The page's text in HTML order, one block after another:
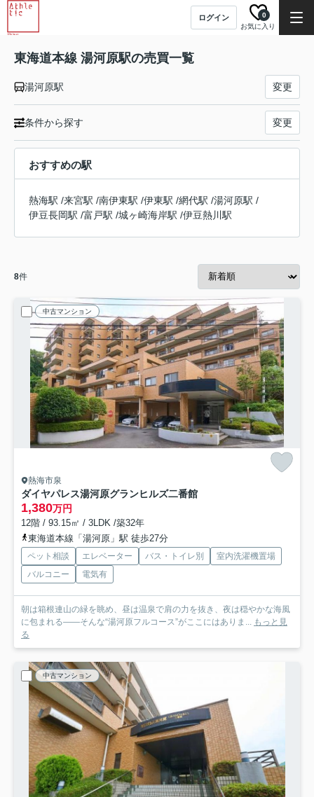
ログイン
お気に入り
0
東海道本線 湯河原駅の売買一覧
湯河原駅 変更
条件から探す 変更
おすすめの駅
熱海駅 /来宮駅 /南伊東駅 /伊東駅 /網代駅 /湯河原駅 /
伊豆長岡駅 /富戸駅 /城ヶ崎海岸駅 /伊豆熱川駅
8件
中古マンション
熱海市泉
ダイヤパレス湯河原グランヒルズ二番館
1,380万円
12階 / 93.15㎡ / 3LDK /築32年
東海道本線「湯河原」駅 徒歩27分
ペット相談 エレベーター バス・トイレ別
室内洗濯機置場
バルコニー
電気有
朝は箱根連山の緑を眺め、昼は温泉で肩の力を抜き、夜は穏やかな海風
に包まれる——そんな“湯河原フルコース”がここにはありま... もっと見
る
中古マンション